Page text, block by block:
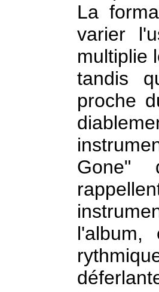
La
varier
multiplie
tandis
proche
Gone"
l'album,